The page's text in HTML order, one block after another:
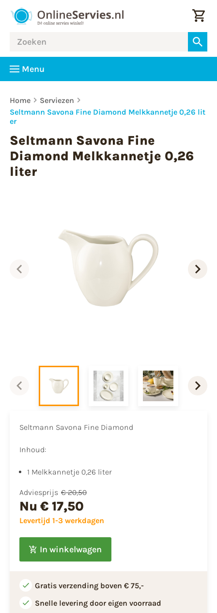
Menu
Home
Serviezen
Seltmann Savona Fine Diamond Melkkannetje 0,26 lit
er
Seltmann Savona Fine
Diamond Melkkannetje 0,26
liter
Seltmann Savona Fine Diamond
Inhoud:
​1 Melkkannetje 0,26 liter
Adviesprijs € 20,50
Nu € 17,50
Levertijd 1-3 werkdagen
In winkelwagen
Gratis verzending boven € 75,-
Snelle levering door eigen voorraad